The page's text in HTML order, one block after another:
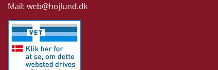
Mail:web@hojlund.dk